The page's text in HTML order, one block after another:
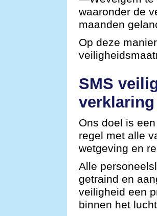
waaronder de
maanden
Op deze
SMS
verklaring
Ons doel is
regel met alle
wetgeving en
Alle
getraind en
veiligheid een
binnen het